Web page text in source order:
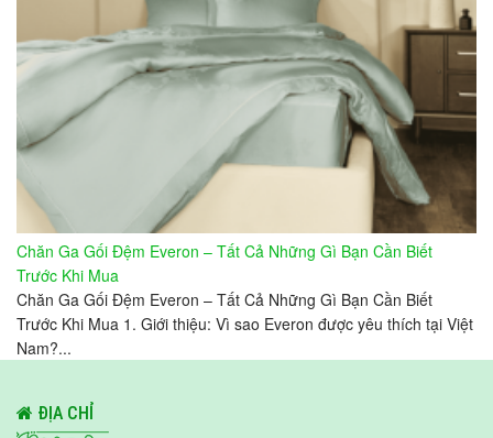
Chăn Ga Gối Đệm Everon – Tất Cả Những Gì Bạn Cần Biết
Trước Khi Mua
Chăn Ga Gối Đệm Everon – Tất Cả Những Gì Bạn Cần Biết
Trước Khi Mua 1. Giới thiệu: Vì sao Everon được yêu thích tại Việt
Nam?...
ĐỊA CHỈ